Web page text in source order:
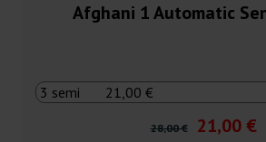
Afghani 1 Automatic
28,00 € 21,00 €